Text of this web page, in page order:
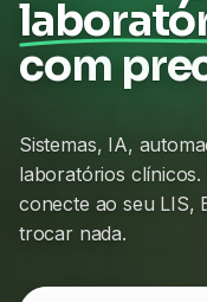
com
Sistemas, IA,
laboratórios clínicos.
conecte ao seu LIS,
trocar nada.